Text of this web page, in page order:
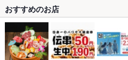
おすすめのお店